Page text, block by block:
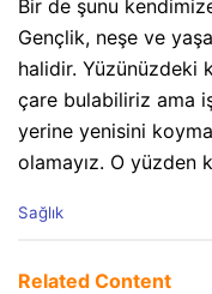
Bir de şunu
Gençlik, neşe ve
halidir. Yüzünüzdeki
çare bulabiliriz ama
yerine yenisini
olamayız. O yüzden
C
e
Sağlık
Related Content